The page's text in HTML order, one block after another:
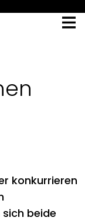
konkurrieren
beide